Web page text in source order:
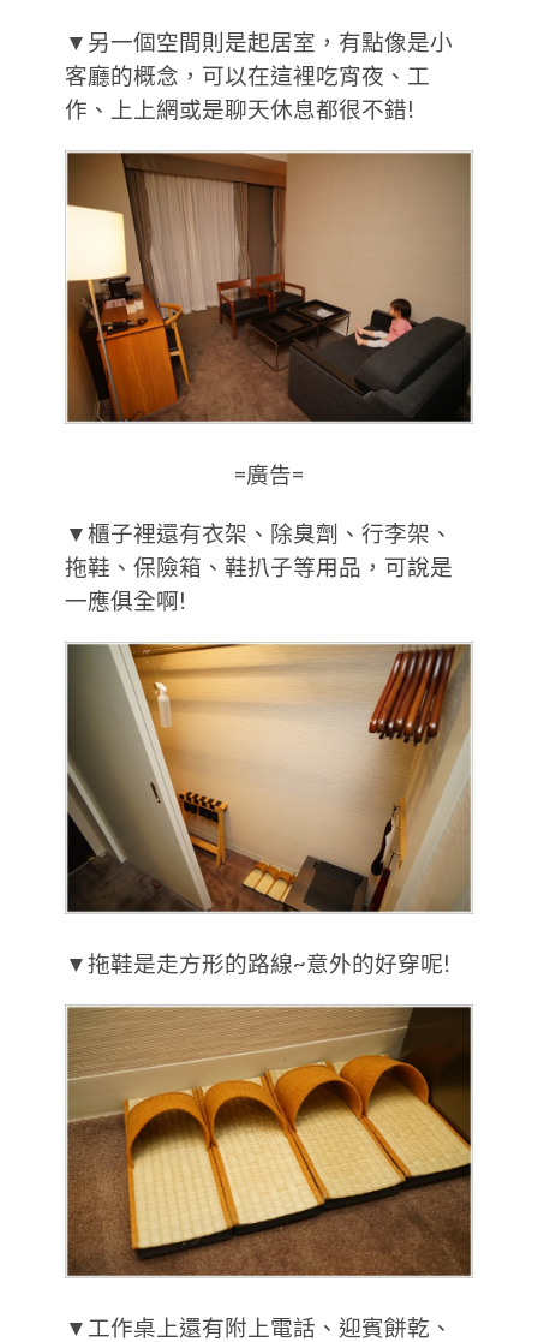
▼另一個空間則是起居室，有點像是小
客廳的概念，可以在這裡吃宵夜、工
作、上上網或是聊天休息都很不錯!
=廣告=
▼櫃子裡還有衣架、除臭劑、行李架、
拖鞋、保險箱、鞋扒子等用品，可說是
一應俱全啊!
▼拖鞋是走方形的路線~意外的好穿呢!
▼工作桌上還有附上電話、迎賓餅乾、